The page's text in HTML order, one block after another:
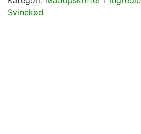
Svinekød